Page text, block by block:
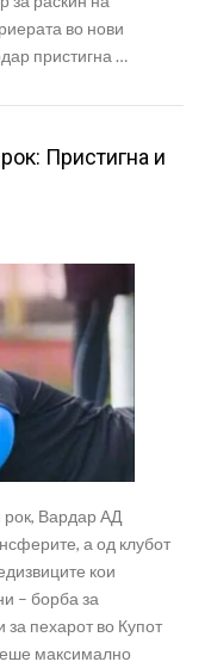
во нови
пристигна …
Пристигна и
Вардар АД
а од клубот
кои
– борба за
за пехарот во Купот
максимално